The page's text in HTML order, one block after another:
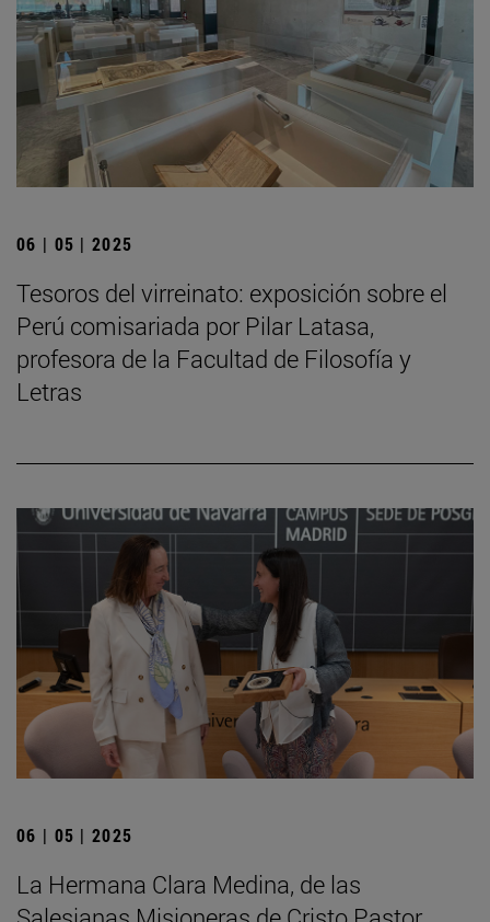
06 | 05 | 2025
Tesoros del virreinato: exposición sobre el
Perú comisariada por Pilar Latasa,
profesora de la Facultad de Filosofía y
Letras
06 | 05 | 2025
La Hermana Clara Medina, de las